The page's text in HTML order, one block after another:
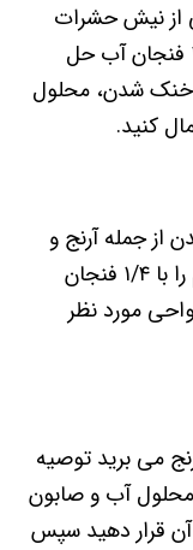
از نیش حشرات
کافیست ۱/۴ فنجان نمک اپسوم را در ۱ فنجان آب حل
خنک شدن، محلول
کنید.
از جمله آرنج و
زانو کافیست نصف فنجان نمک اپسوم را با ۱/۴ فنجان
مورد نظر
می برید توصیه
آب و صابون
آن قرار دهید سپس